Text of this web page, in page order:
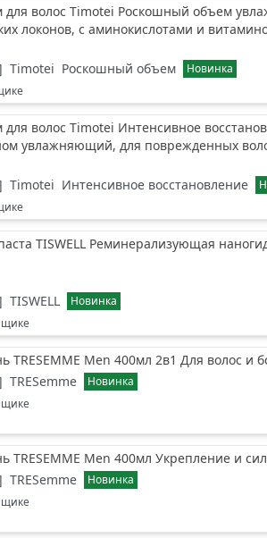
для волос Timotei Роскошный объем
локонов, с аминокислотами и
Timotei Роскошный объем
Новинка
для волос Timotei Интенсивное
увлажняющий, для поврежденных
Timotei Интенсивное восстановление
TISWELL Реминерализующая
TISWELL
Новинка
TRESEMME Men 400мл 2в1 Для волос и
TRESemme
Новинка
TRESEMME Men 400мл Укрепление и
TRESemme
Новинка